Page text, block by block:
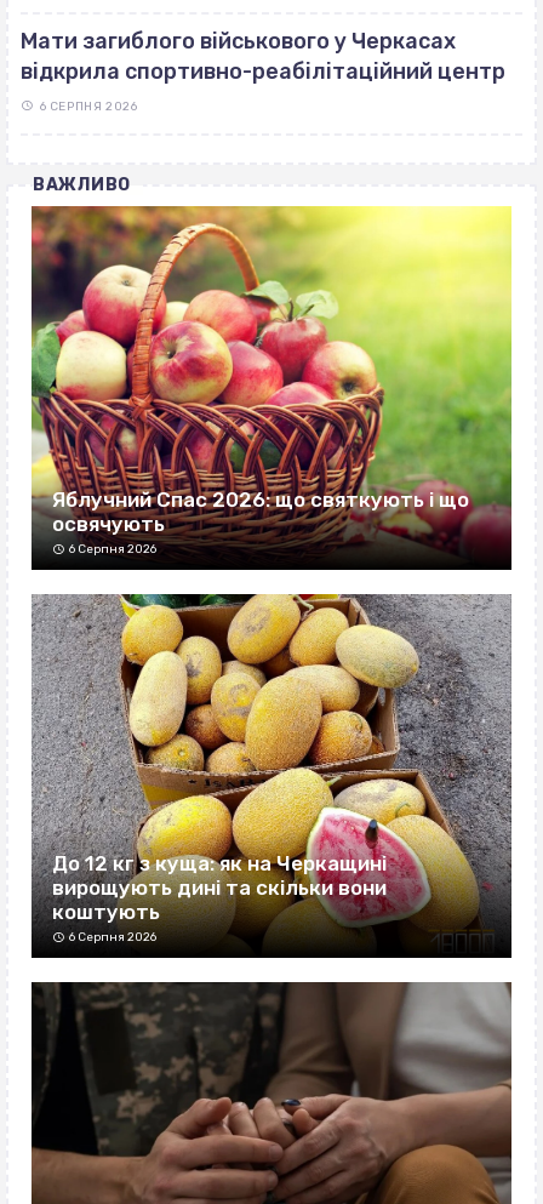
Мати загиблого військового у Черкасах
відкрила спортивно-реабілітаційний центр
6 СЕРПНЯ 2026
ВАЖЛИВО
Яблучний Спас 2026: що святкують і що
освячують
6 Серпня 2026
До 12 кг з куща: як на Черкащині
вирощують дині та скільки вони
коштують
6 Серпня 2026